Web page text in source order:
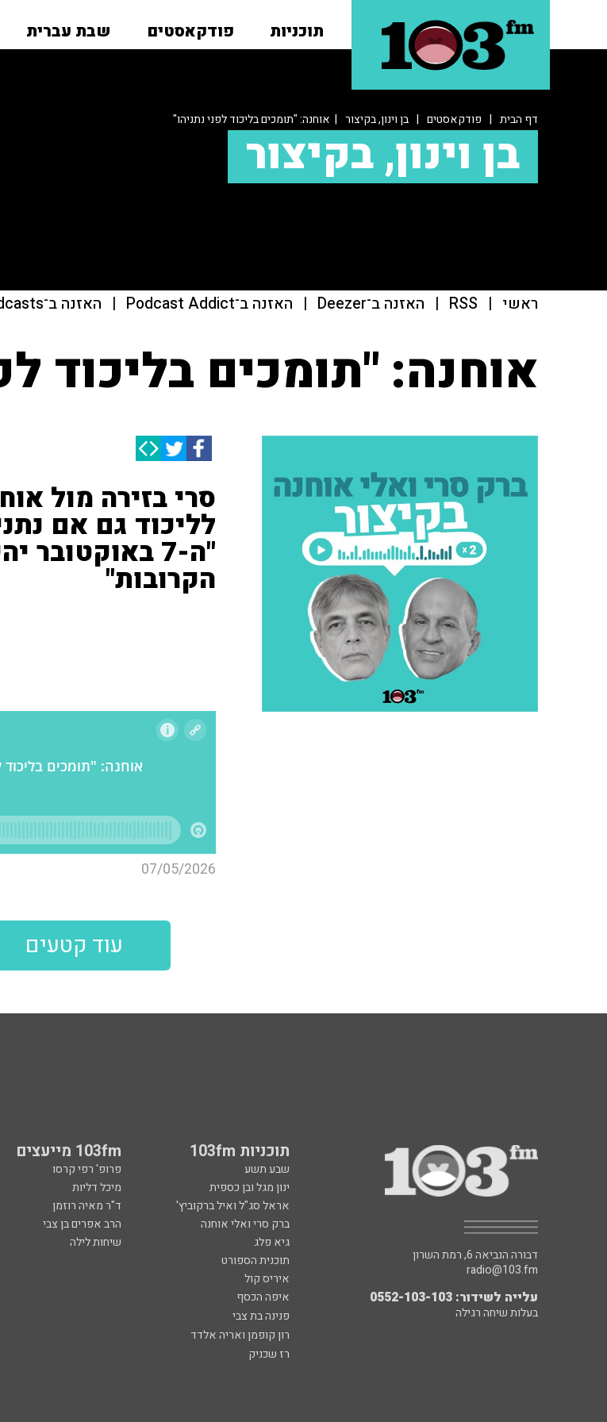
תוכניות פודקאסטים שבת עברית
דף הבית | פודקאסטים | בן וינון, בקיצור | אוחנה: "תומכים בליכוד לפני נתניהו"
בן וינון, בקיצור
ראשי |
RSS
| האזנה ב־Deezer | האזנה ב־Podcast Addict | האזנה ב־Apple Podcasts
אוחנה: "תומכים בליכוד
סרי בזירה מול
לליכוד גם אם
"ה-7
הקרובות"
07/05/2026
עוד קטעים
תוכניות 103fm 103fm מייעצים
שבע תשע פרופ' רפי קרסו
ינון מגל ובן כספית
מיכל דליות
אראל סג"ל ואיל ברקוביץ'
ד"ר מאיה רוזמן
ברק סרי ואלי אוחנה
הרב אפרים בן צבי
גיא פלג
שיחות לילה
תוכנית הספורט
איריס קול
איפה הכסף
פנינה בת צבי
רון קופמן ואריה אלדד
רז שכניק
דבורה הנביאה 6, רמת השרון
radio@103.fm
עלייה לשידור: 0552-103-103
בעלות שיחה רגילה